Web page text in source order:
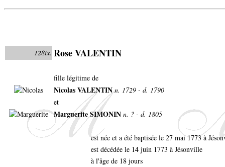
128ix. Rose VALENTIN
fille légitime de
Nicolas VALENTINn. 1729 - d. 1790
et
Marguerite SIMONIN n. ? - d. 1805
est née et a été baptisée le 27 mai 1773 à
est décédée le 14 juin 1773 à Jésonville
à l'âge de 18 jours